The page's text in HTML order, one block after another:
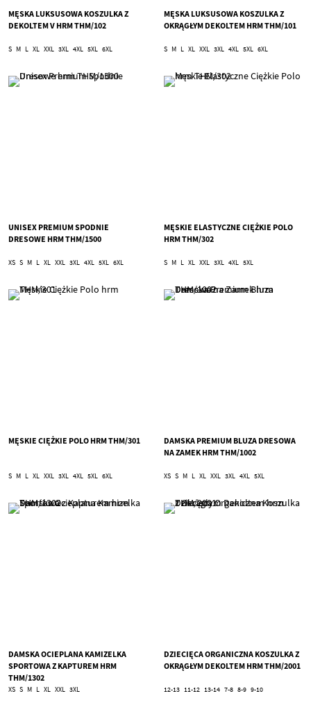
MĘSKA LUKSUSOWA KOSZULKA Z
DEKOLTEM V HRM THM/102
S M L XL XXL 3XL 4XL 5XL 6XL
MĘSKA LUKSUSOWA KOSZULKA Z
OKRĄGŁYM DEKOLTEM HRM THM/101
S M L XL XXL 3XL 4XL 5XL 6XL
UNISEX PREMIUM SPODNIE
DRESOWE HRM THM/1500
XS S M L XL XXL 3XL 4XL 5XL 6XL
MĘSKIE ELASTYCZNE CIĘŻKIE POLO
HRM THM/302
S M L XL XXL 3XL 4XL 5XL
MĘSKIE CIĘŻKIE POLO HRM THM/301
S M L XL XXL 3XL 4XL 5XL 6XL
DAMSKA PREMIUM BLUZA DRESOWA
NA ZAMEK HRM THM/1002
XS S M L XL XXL 3XL 4XL 5XL
DAMSKA OCIEPLANA KAMIZELKA
SPORTOWA Z KAPTUREM HRM
THM/1302
XS S M L XL XXL 3XL
DZIECIĘCA ORGANICZNA KOSZULKA Z
OKRĄGŁYM DEKOLTEM HRM THM/2001
12-13 11-12 13-14 7-8 8-9 9-10